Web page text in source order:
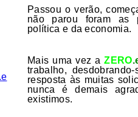
Passou o verão,
não parou foram as
política e da economia.
Mais uma vez aZERO
trabalho,
resposta às muitas
nunca é demais
existimos.